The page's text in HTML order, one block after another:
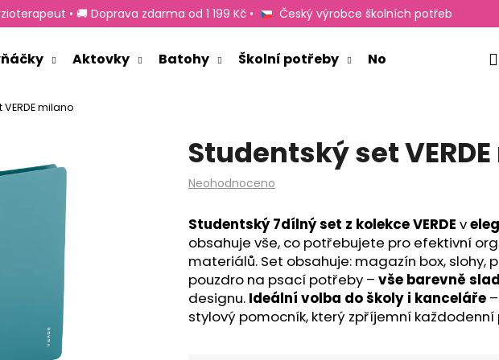
• 🚚 Doprava zdarma od 1 199 Kč • Český výrobce školních potřeb
Aktovky Batohy Školní potřeby Novinky Oxylady
milano
Průměrné
je
0,0
z
5
hvězdiček.
Neohodnoceno
Studentský set
Studentský 7dílný set z kolekceVERDE v
obsahuje vše, co potřebujete pro efektivní
materiálů. Set obsahuje: magazín box, slohy,
pouzdro na psací potřeby – vše barevně
designu. Ideální volba do školy i kanceláře
stylový pomocník, který zpříjemní
HLEDAT
Doporučujeme